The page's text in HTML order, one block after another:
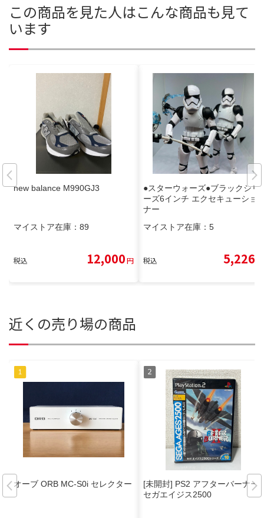
この商品を見た人はこんな商品も見て
います
new balance M990GJ3
マイストア在庫： 89
税込 12,000円
●スターウォーズ●ブラックシリ
ーズ6インチ エクセキューショ
ナー
マイストア在庫： 5
税込 5,226
近くの売り場の商品
オーブ ORB MC-S0i セレクター
[未開封] PS2 アフターバーナーII
セガエイジス2500